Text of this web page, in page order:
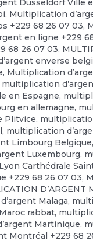
Düsseldorf Ville
, Multiplication
+229 68 26 07 03,
en ligne +229
68 26 07 03,
enverse
, Multiplication
multiplication
en Espagne,
en allemagne,
Plitvice,
, multiplication
Limbourg Belgique,
Luxembourg,
Carthédrale
+229 68 26 07 03,
D’ARGENT
Malaga,
rabbat,
Martinique,
Montréal +229 68